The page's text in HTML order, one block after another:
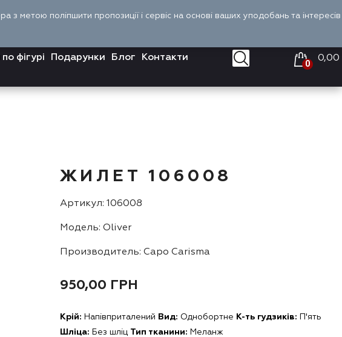
UA
Войти
Оплата і доставка
фігурі Подарунки Блог Контакти
0
0,00
ЖИЛЕТ 106008
Артикул: 106008
Модель: Oliver
Производитель: Capo Carisma
950,00 ГРН
Крій: Напівприталений Вид: Однобортне К-ть гудзиків: П'ять
Шліца: Без шліц Тип тканини: Меланж
метою поліпшити пропозиції і сервіс на основі ваших уподобань та інтересів